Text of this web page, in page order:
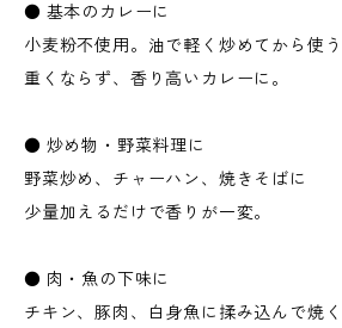
● 基本のカレーに
小麦粉不使用。油で軽く炒めてから使う
重くならず、香り高いカレーに。
● 炒め物・野菜料理に
野菜炒め、チャーハン、焼きそばに
少量加えるだけで香りが一変。
● 肉・魚の下味に
チキン、豚肉、白身魚に揉み込んで焼く